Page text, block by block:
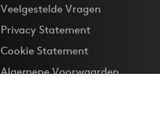
Veelgestelde Vragen
Privacy Statement
Cookie Statement
Algemene Voorwaarden